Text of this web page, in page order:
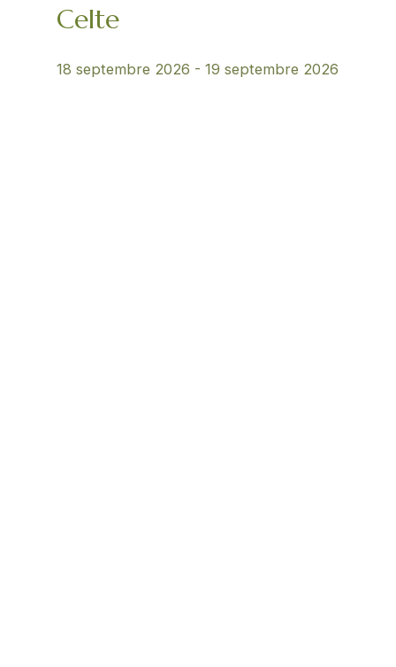
Celte
18 septembre 2026 -19 septembre 2026